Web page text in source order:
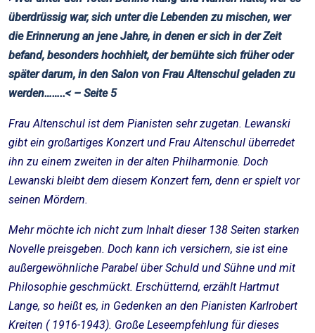
überdrüssig war, sich unter die Lebenden zu mischen, wer
die Erinnerung an jene Jahre, in denen er sich in der Zeit
befand, besonders hochhielt, der bemühte sich früher oder
später darum, in den Salon von Frau Altenschul geladen zu
werden……..< – Seite 5
Frau Altenschul ist dem Pianisten sehr zugetan. Lewanski
gibt ein großartiges Konzert und Frau Altenschul überredet
ihn zu einem zweiten in der alten Philharmonie. Doch
Lewanski bleibt dem diesem Konzert fern, denn er spielt vor
seinen Mördern.
Mehr möchte ich nicht zum Inhalt dieser 138 Seiten starken
Novelle preisgeben. Doch kann ich versichern, sie ist eine
außergewöhnliche Parabel über Schuld und Sühne und mit
Philosophie geschmückt. Erschütternd, erzählt Hartmut
Lange, so heißt es, in Gedenken an den Pianisten Karlrobert
Kreiten ( 1916-1943). Große Leseempfehlung für dieses